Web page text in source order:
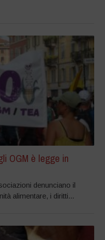
OGM è legge in
denunciano il
alimentare, i diritti...